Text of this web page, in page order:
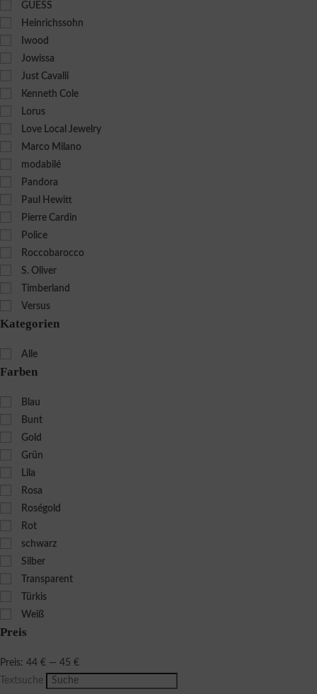
GUESS
Heinrichssohn
Iwood
Jowissa
Just Cavalli
Kenneth Cole
Lorus
Love Local Jewelry
Marco Milano
modabilé
Pandora
Paul Hewitt
Pierre Cardin
Police
Roccobarocco
S. Oliver
Timberland
Versus
Kategorien
Alle
Farben
Blau
Bunt
Gold
Grün
Lila
Rosa
Roségold
Rot
schwarz
Silber
Transparent
Türkis
Weiß
Preis
Preis: 44 € — 45 €
Textsuche